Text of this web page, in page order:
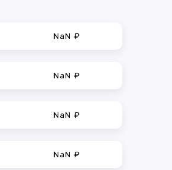
NaN ₽
NaN ₽
NaN ₽
NaN ₽